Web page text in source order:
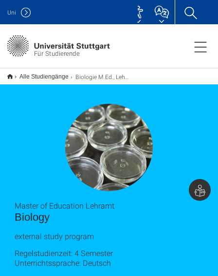
Für Studierende
Uni
Alle Studiengänge Biologie M.Ed., Lehramt (externer Studiengang)
Biology
Master of Education Lehramt
external study program
Regelstudienzeit: 4 Semester
Unterrichtssprache: Deutsch